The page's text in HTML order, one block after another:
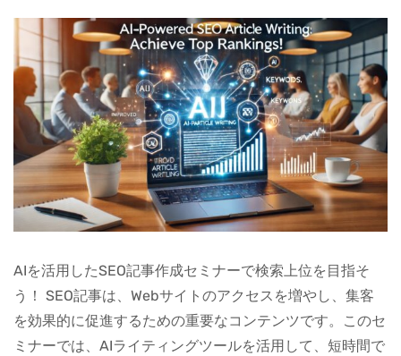
AIを活用したSEO記事作成セミナーで検索上位を目指そ
う！ SEO記事は、Webサイトのアクセスを増やし、集客
を効果的に促進するための重要なコンテンツです。このセ
ミナーでは、AIライティングツールを活用して、短時間で